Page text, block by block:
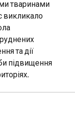
тваринами
викликало
та дії
підвищення